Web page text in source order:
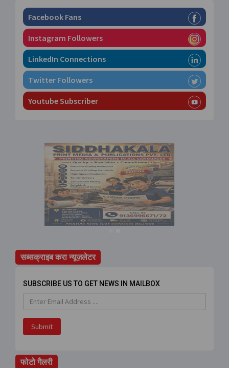
Facebook Fans
Instagram Followers
LinkedIn Connections
Twitter Followers
Youtube Subscriber
सब्सक्राइब करा न्यूज़लेटर
SUBSCRIBE US TO GET NEWS IN MAILBOX
Submit
फोटो गैलरी